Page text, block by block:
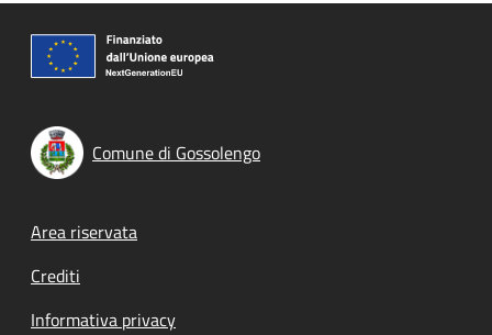
Comune di Gossolengo
Footer menu
Area riservata
Crediti
Informativa privacy